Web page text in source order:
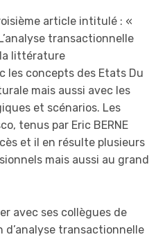
article intitulé : «
transactionnelle
littérature
les concepts des Etats Du
mais aussi avec les
et scénarios. Les
tenus par Eric BERNE
et il en résulte plusieurs
mais aussi au grand
avec ses collègues de
d’analyse transactionnelle